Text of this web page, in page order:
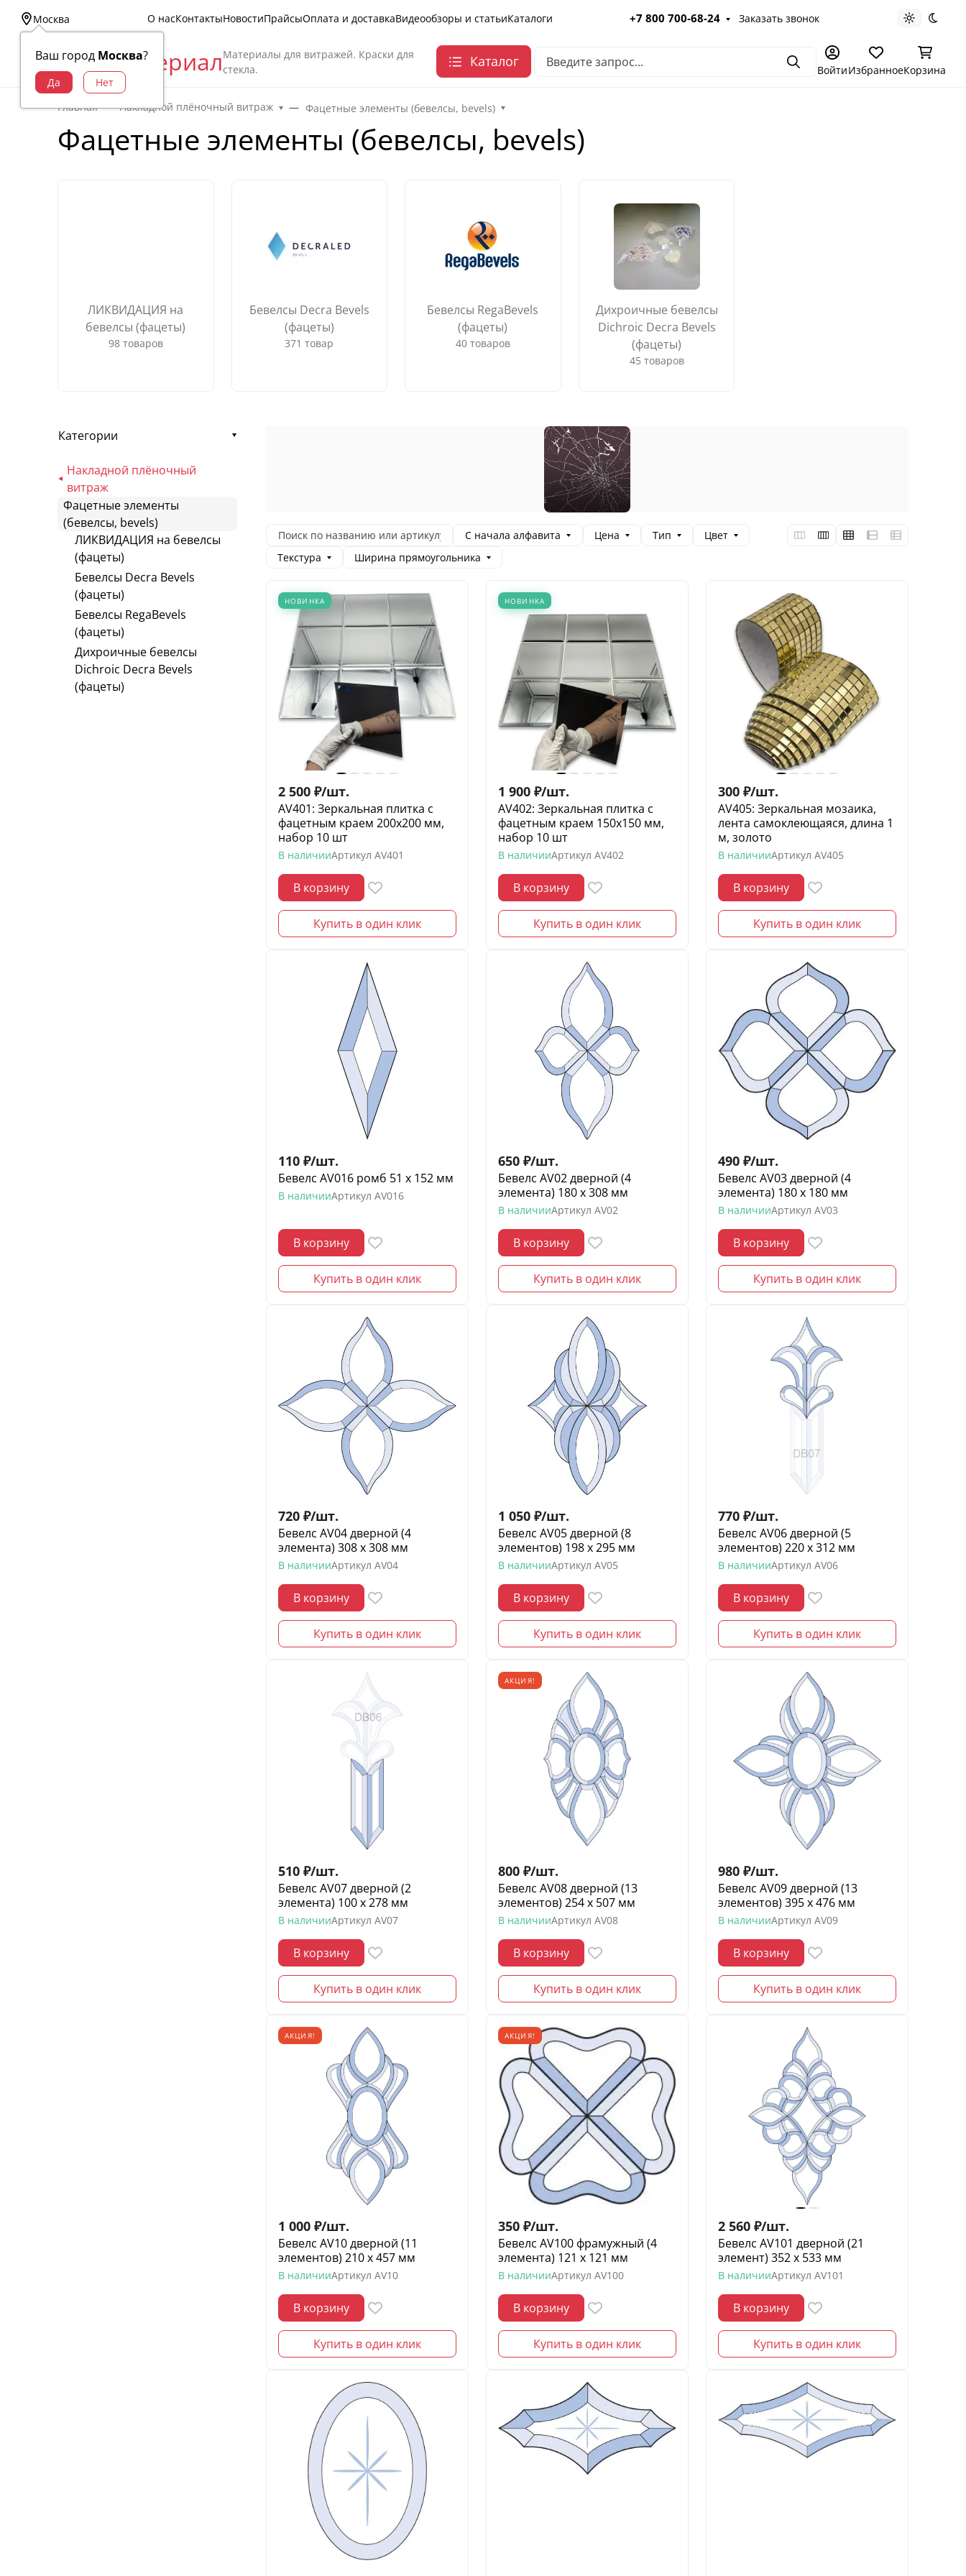
Москва
Ваш город Москва?
О насКонтактыНовостиПрайсыОплата и доставкаВидеообзоры и статьиКаталоги +7 800 700-68-24 Заказать звонок Светлая
Витраж МатериалМатериалы для витражей. Краски для
стекла.
Каталог ПоискВойтиИзбранноеКорзина
Главная Накладной плёночный витраж Фацетные элементы (бевелсы, bevels)
Фацетные элементы (бевелсы, bevels)
ЛИКВИДАЦИЯ на
бевелсы (фацеты)
98 товаров
Бевелсы Decra Bevels
(фацеты)
371 товар
Бевелсы RegaBevels
(фацеты)
40 товаров
Дихроичные бевелсы
Dichroic Decra Bevels
(фацеты)
45 товаров
Категории
Накладной плёночный
витраж
Фацетные элементы
(бевелсы, bevels)
ЛИКВИДАЦИЯ на бевелсы
(фацеты)
Бевелсы Decra Bevels
(фацеты)
Бевелсы RegaBevels
(фацеты)
Дихроичные бевелсы
Dichroic Decra Bevels
(фацеты)
С начала алфавита Цена Тип
Цвет
Текстура
Ширина прямоугольника
НОВИНКА
2 500 ₽/шт.
AV401: Зеркальная плитка с
фацетным краем 200х200 мм,
набор 10 шт
В наличииАртикул AV401
В корзину
Купить в один клик
НОВИНКА
1 900 ₽/шт.
AV402: Зеркальная плитка с
фацетным краем 150х150 мм,
набор 10 шт
В наличииАртикул AV402
В корзину
Купить в один клик
300 ₽/шт.
AV405: Зеркальная мозаика,
лента самоклеющаяся, длина 1
м, золото
В наличииАртикул AV405
В корзину
Купить в один клик
110 ₽/шт.
Бевелс AV016 ромб 51 х 152 мм
В наличииАртикул AV016
В корзину
Купить в один клик
650 ₽/шт.
Бевелс AV02 дверной (4
элемента) 180 х 308 мм
В наличииАртикул AV02
В корзину
Купить в один клик
490 ₽/шт.
Бевелс AV03 дверной (4
элемента) 180 х 180 мм
В наличииАртикул AV03
В корзину
Купить в один клик
720 ₽/шт.
Бевелс AV04 дверной (4
элемента) 308 х 308 мм
В наличииАртикул AV04
В корзину
Купить в один клик
1 050 ₽/шт.
Бевелс AV05 дверной (8
элементов) 198 х 295 мм
В наличииАртикул AV05
В корзину
Купить в один клик
770 ₽/шт.
Бевелс AV06 дверной (5
элементов) 220 х 312 мм
В наличииАртикул AV06
В корзину
Купить в один клик
510 ₽/шт.
Бевелс AV07 дверной (2
элемента) 100 х 278 мм
В наличииАртикул AV07
В корзину
Купить в один клик
АКЦИЯ!
800 ₽/шт.
Бевелс AV08 дверной (13
элементов) 254 х 507 мм
В наличииАртикул AV08
В корзину
Купить в один клик
980 ₽/шт.
Бевелс AV09 дверной (13
элементов) 395 х 476 мм
В наличииАртикул AV09
В корзину
Купить в один клик
АКЦИЯ!
1 000 ₽/шт.
Бевелс AV10 дверной (11
элементов) 210 х 457 мм
В наличииАртикул AV10
В корзину
Купить в один клик
АКЦИЯ!
350 ₽/шт.
Бевелс AV100 фрамужный (4
элемента) 121 х 121 мм
В наличииАртикул AV100
В корзину
Купить в один клик
2 560 ₽/шт.
Бевелс AV101 дверной (21
элемент) 352 х 533 мм
В наличииАртикул AV101
В корзину
Купить в один клик